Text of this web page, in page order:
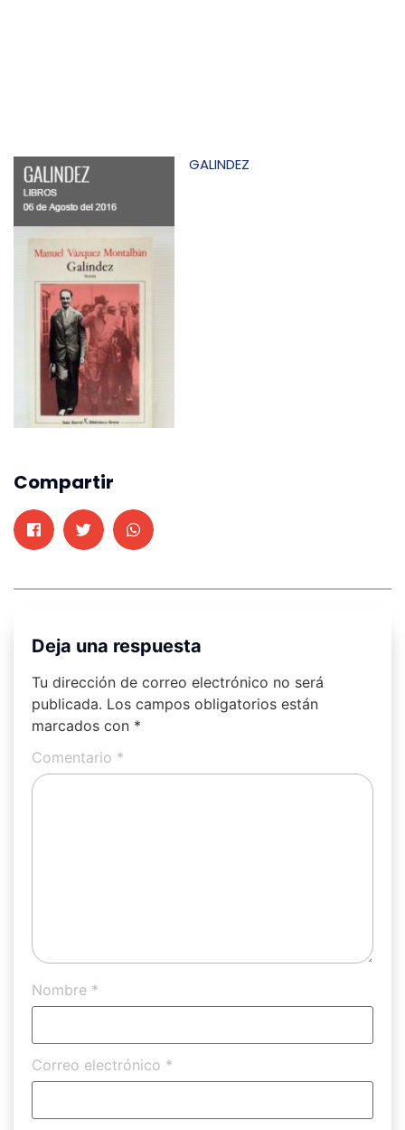
GALINDEZ
Compartir
Deja una respuesta
Tu dirección de correo electrónico no será
publicada. Los campos obligatorios están
marcados con *
Comentario *
Nombre *
Correo electrónico *